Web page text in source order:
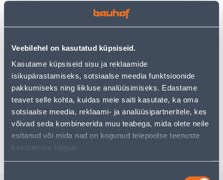
Veebilehel on kasutatud küpsiseid.
Kasutame küpsiseid sisu ja reklaamide
isikupärastamiseks, sotsiaalse meedia funktsioonide
pakkumiseks ning liikluse analüüsimiseks. Edastame
teavet selle kohta, kuidas meie saiti kasutate, ka oma
sotsiaalse meedia, reklaami- ja analüüsipartneritele, kes
võivad seda kombineerida muu teabega, mida olete neile
esitanud või mida nad on kogunud teiepoolse teenuste
kasutamise käigus.
Посмотреть наличие
• 14-päevane tagastusõigus.
• HANKIJA LAOST TELLITAV TOODE
Предполагаемая доставка 4,99 € от 20.08.2026
Посылочный автомат от 2,29 € с 20.08.2026
Ожидаемая доставка домой от 16,90 € с 20.08.2026